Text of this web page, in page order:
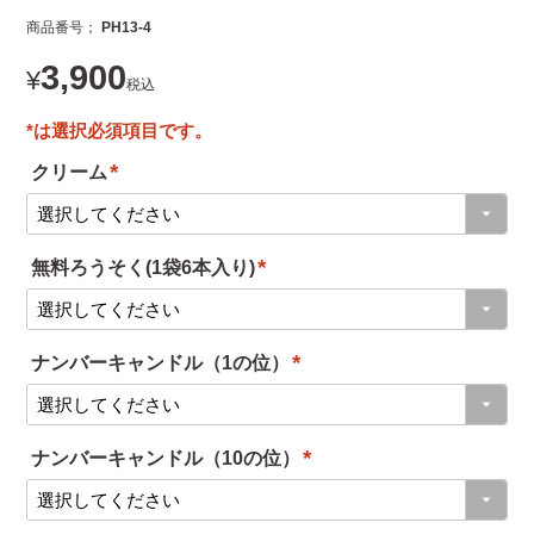
商品番号 PH13-4
¥3,900税込
クリーム
(
必
須
)
無料ろうそく(1袋6本入り)
必
須
ナンバーキャンドル（1の位）
必
須
ナンバーキャンドル（10の位）
必